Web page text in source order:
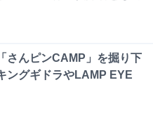
さんピンCAMP」を掘り下
ングギドラやLAMP EYE